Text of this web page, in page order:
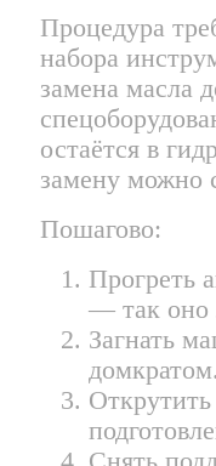
Процедура
набора
замена масла
остаётся в
замену можно
Пошагово:
Прогреть
— так оно
Загнать
домкратом.